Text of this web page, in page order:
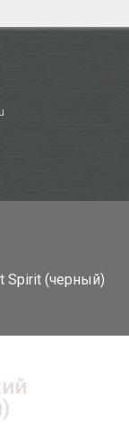
Spirit (черный)